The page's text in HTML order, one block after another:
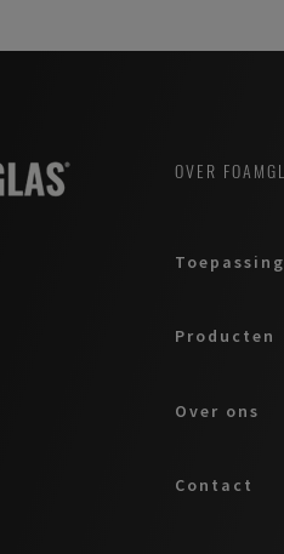
OVER
Producten
Over ons
Contact